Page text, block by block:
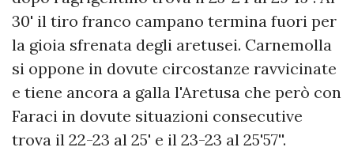
30' il tiro franco campano termina fuori per
la gioia sfrenata degli aretusei. Carnemolla
si oppone in dovute circostanze ravvicinate
e tiene ancora a galla l'Aretusa che però con
Faraci in dovute situazioni consecutive
trova il 22-23 al 25' e il 23-23 al 25'57''.